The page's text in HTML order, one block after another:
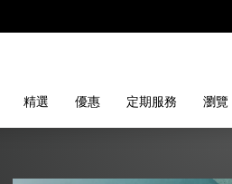
精選 優惠 定期服務 瀏覽